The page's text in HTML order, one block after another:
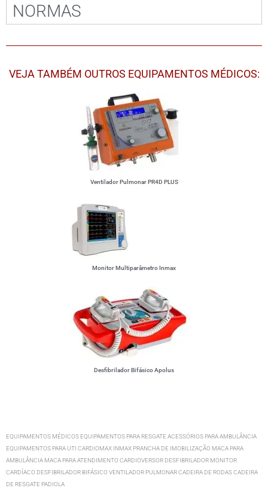
NORMAS
VEJA TAMBÉM OUTROS EQUIPAMENTOS MÉDICOS:
Ventilador Pulmonar PR4D PLUS
Monitor Multiparâmetro Inmax
Desfibrilador Bifásico Apolus
EQUIPAMENTOS MÉDICOS EQUIPAMENTOS PARA RESGATE ACESSÓRIOS PARA AMBULÂNCIA
EQUIPAMENTOS PARA UTI CARDIOMAX INMAX PRANCHA DE IMOBILIZAÇÃO MACA PARA
AMBULÂNCIA MACA PARA ATENDIMENTO CARDIOVERSOR DESFIBRILADOR MONITOR
CARDÍACO DESFIBRILADOR BIFÁSICO VENTILADOR PULMONAR CADEIRA DE RODAS CADEIRA
DE RESGATE PADIOLA